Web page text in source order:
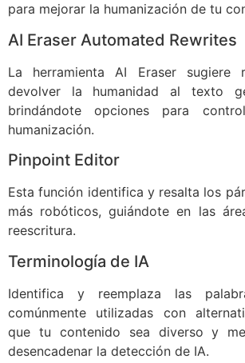
para mejorar la humanización de tu
AI Eraser Automated Rewrites
La herramienta AI Eraser sugiere
devolver la humanidad al texto
brindándote opciones para
humanización.
Pinpoint Editor
Esta función identifica y resalta los
más robóticos, guiándote en las
reescritura.
Terminología de IA
Identifica y reemplaza las
comúnmente utilizadas con
que tu contenido sea diverso y
desencadenar la detección de IA.